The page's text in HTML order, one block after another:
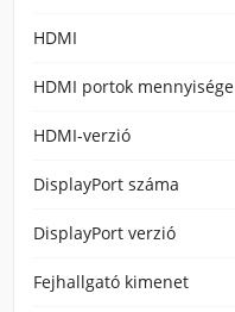
HDMI
HDMI portok mennyisége
HDMI-verzió
DisplayPort száma
DisplayPort verzió
Fejhallgató kimenet